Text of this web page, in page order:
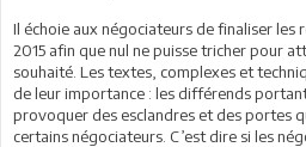
Il échoie aux négociateurs de finaliser les
2015 afin que nul ne puisse tricher pour
souhaité. Les textes, complexes et
de leur importance : les différends
provoquer des esclandres et des portes
certains négociateurs. C’est dire si les